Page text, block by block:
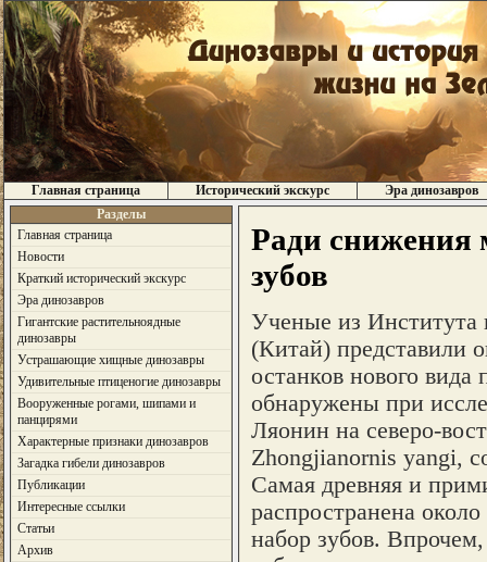
Главная страница Исторический экскурс
Эра динозавров
Разделы
Главная страница
Новости
Краткий исторический экскурс
Эра динозавров
Гигантские растительноядные
динозавры
Устрашающие хищные динозавры
Удивительные птиценогие динозавры
Вооруженные рогами, шипами и
панцирями
Характерные признаки динозавров
Загадка гибели динозавров
Публикации
Интересные ссылки
Статьи
Архив
Ради снижения
зубов
Ученые из Института
(Китай) представили
останков нового
обнаружены при
Ляонин на северо-
Zhongjianornis yangi,
Самая древняя и
распространена
набор зубов.